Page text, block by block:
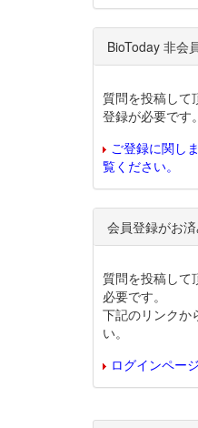
BioToday 非会
質問を投稿して
登録が必要です。
ご登録に関し
覧ください。
会員登録がお
質問を投稿して
必要です。
下記のリンクか
い。
ログインページ